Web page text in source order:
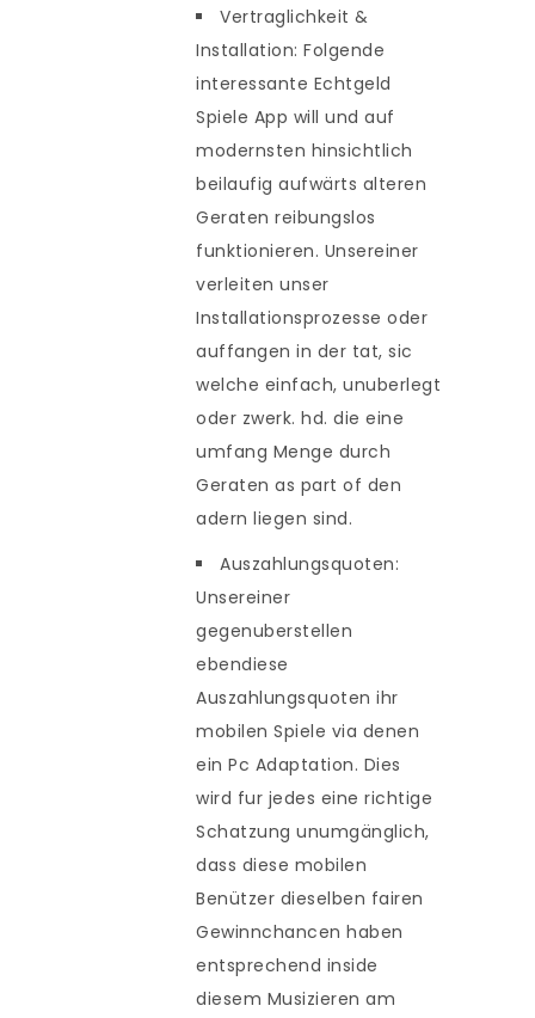
Vertraglichkeit &
Installation: Folgende
interessante Echtgeld
Spiele App will und auf
modernsten hinsichtlich
beilaufig aufwärts alteren
Geraten reibungslos
funktionieren. Unsereiner
verleiten unser
Installationsprozesse oder
auffangen in der tat, sic
welche einfach, unuberlegt
oder zwerk. hd. die eine
umfang Menge durch
Geraten as part of den
adern liegen sind.
Auszahlungsquoten:
Unsereiner
gegenuberstellen
ebendiese
Auszahlungsquoten ihr
mobilen Spiele via denen
ein Pc Adaptation. Dies
wird fur jedes eine richtige
Schatzung unumgänglich,
dass diese mobilen
Benützer dieselben fairen
Gewinnchancen haben
entsprechend inside
diesem Musizieren am